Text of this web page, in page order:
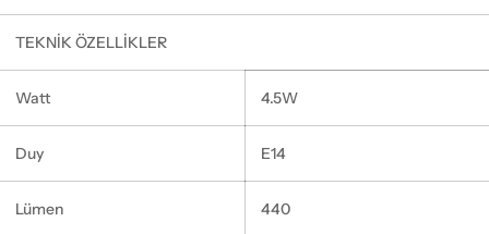
TEKNİK ÖZELLİKLER
Watt 4.5W
Duy E14
Lümen 440